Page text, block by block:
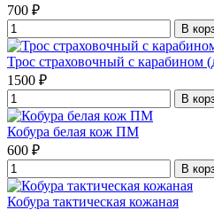
700 ₽
В
Трос страховочный с карабином
1500 ₽
В
Кобура белая кож ПМ
600 ₽
В
Кобура тактическая кожаная